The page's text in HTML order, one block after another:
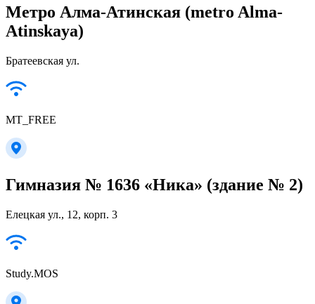
Метро Алма-Атинская (metro Alma-
Atinskaya)
Братеевская ул.
MT_FREE
Гимназия № 1636 «Ника» (здание № 2)
Елецкая ул., 12, корп. 3
Study.MOS